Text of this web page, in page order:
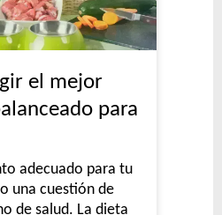
el mejor
para
adecuado para tu
una cuestión de
de salud. La dieta